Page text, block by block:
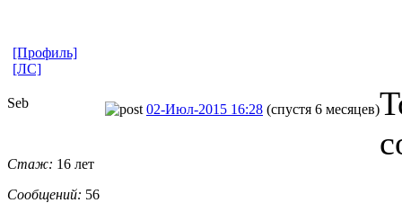
[Профиль]
[ЛС]
Seb
Стаж: 16 лет
Сообщений: 56
02-Июл-2015 16:28 (спустя 6 месяцев)